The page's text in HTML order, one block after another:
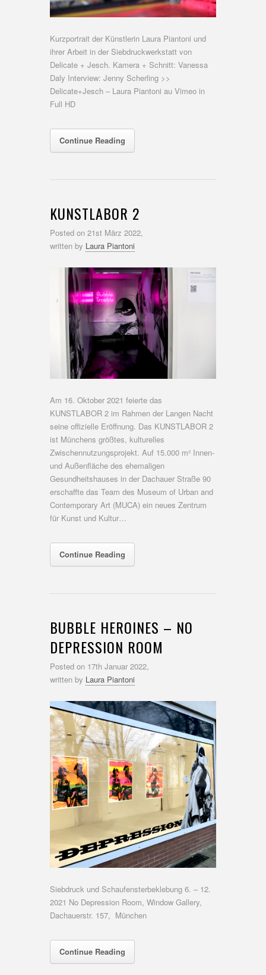
Kurzportrait der Künstlerin Laura Piantoni und
ihrer Arbeit in der Siebdruckwerkstatt von
Delicate + Jesch. Kamera + Schnitt: Vanessa
Daly Interview: Jenny Scherling >>
Delicate+Jesch – Laura Piantoni au Vimeo in
Full HD
Continue Reading
KUNSTLABOR 2
Posted on 21st März 2022,
written by Laura Piantoni
Am 16. Oktober 2021 feierte das
KUNSTLABOR 2 im Rahmen der Langen Nacht
seine offizielle Eröffnung. Das KUNSTLABOR 2
ist Münchens größtes, kulturelles
Zwischennutzungsprojekt. Auf 15.000 m² Innen-
und Außenfläche des ehemaligen
Gesundheitshauses in der Dachauer Straße 90
erschaffte das Team des Museum of Urban and
Contemporary Art (MUCA) ein neues Zentrum
für Kunst und Kultur…
Continue Reading
BUBBLE HEROINES – NO
DEPRESSION ROOM
Posted on 17th Januar 2022,
written by Laura Piantoni
Siebdruck und Schaufensterbeklebung 6. – 12.
2021 No Depression Room, Window Gallery,
Dachauerstr. 157, München
Continue Reading